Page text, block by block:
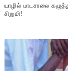
யாழில் பாடசாலை
சிறுமி!